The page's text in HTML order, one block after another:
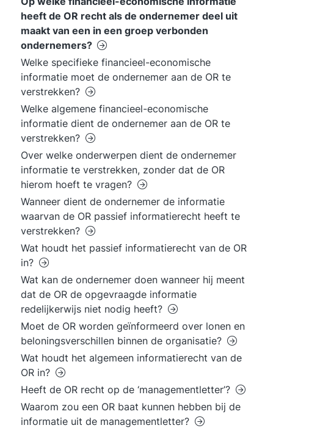
heeft de OR recht als de ondernemer deel uit
maakt van een in een groep verbonden
ondernemers?
Welke specifieke financieel-economische
informatie moet de ondernemer aan de OR te
verstrekken?
Welke algemene financieel-economische
informatie dient de ondernemer aan de OR te
verstrekken?
Over welke onderwerpen dient de ondernemer
informatie te verstrekken, zonder dat de OR
hierom hoeft te vragen?
Wanneer dient de ondernemer de informatie
waarvan de OR passief informatierecht heeft te
verstrekken?
Wat houdt het passief informatierecht van de OR
in?
Wat kan de ondernemer doen wanneer hij meent
dat de OR de opgevraagde informatie
redelijkerwijs niet nodig heeft?
Moet de OR worden geïnformeerd over lonen en
beloningsverschillen binnen de organisatie?
Wat houdt het algemeen informatierecht van de
OR in?
Heeft de OR recht op de ‘managementletter’?
Waarom zou een OR baat kunnen hebben bij de
informatie uit de managementletter?